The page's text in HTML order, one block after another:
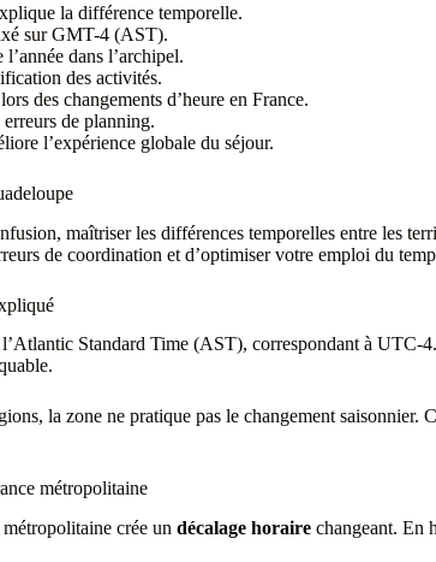
la différence temporelle.
sur GMT-4 (AST).
dans l’archipel.
des activités.
des changements d’heure en France.
de planning.
l’expérience globale du séjour.
maîtriser les différences temporelles entre les
de coordination et d’optimiser votre emploi du
Standard Time (AST), correspondant à UTC-
la zone ne pratique pas le changement saisonnier.
métropolitaine
crée un décalage horaire changeant. En